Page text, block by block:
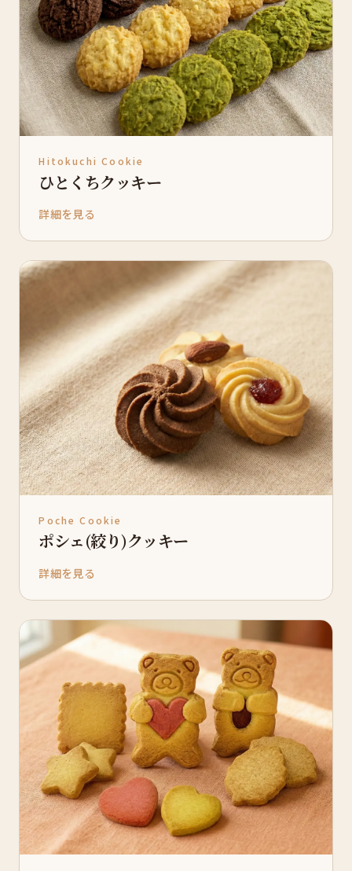
Hitokuchi Cookie
ひとくちクッキー
詳細を見る
Poche Cookie
ポシェ(絞り)クッキー
詳細を見る